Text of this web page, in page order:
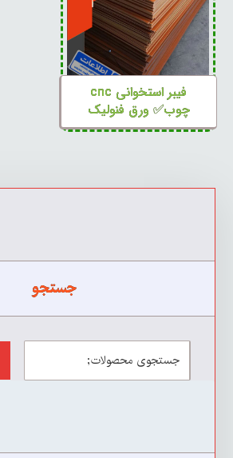
فیبر استخوانی cnc
چوب✅ ورق فنولیک
جستجو